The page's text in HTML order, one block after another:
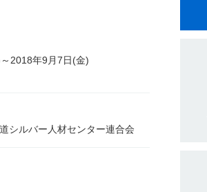
2018年9月7日(金)
シルバー人材センター連合会